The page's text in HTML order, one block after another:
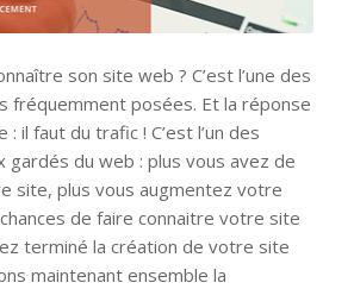
son site web ? C’est l’une des
fréquemment posées. Et la réponse
il faut du trafic ! C’est l’un des
gardés du web : plus vous avez de
site, plus vous augmentez votre
de faire connaitre votre site
terminé la création de votre site
maintenant ensemble la